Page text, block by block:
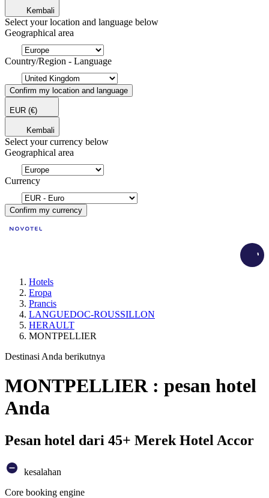
Kembali
Select your location and language below
Geographical area
Country/Region - Language
Confirm my location and language
EUR (€)
Kembali
Select your currency below
Geographical area
Currency
Confirm my currency
Hotels
Eropa
Prancis
LANGUEDOC-ROUSSILLON
HERAULT
MONTPELLIER
Destinasi Anda berikutnya
MONTPELLIER : pesan hotel
Anda
Pesan hotel dari 45+ Merek Hotel Accor
kesalahan
Core booking engine